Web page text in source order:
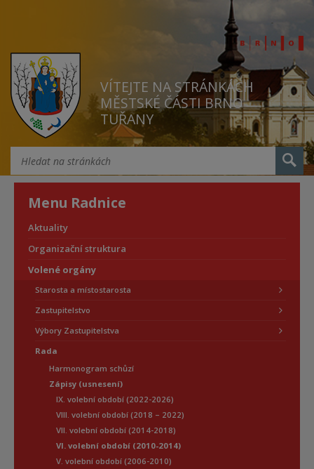
VÍTEJTE NA STRÁNKÁCH
MĚSTSKÉ ČÁSTI BRNO
TUŘANY
Menu Radnice
Aktuality
Organizační struktura
Volené orgány
Starosta a místostarosta
Zastupitelstvo
Výbory Zastupitelstva
Rada
Harmonogram schůzí
Zápisy (usnesení)
IX. volební období (2022-2026)
VIII. volební období (2018 – 2022)
VII. volební období (2014-2018)
VI. volební období (2010-2014)
V. volební období (2006-2010)